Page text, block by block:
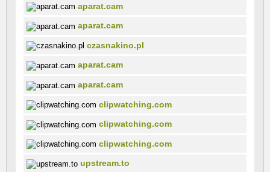
aparat.cam
aparat.cam
czasnakino.pl
aparat.cam
aparat.cam
clipwatching.com
clipwatching.com
clipwatching.com
upstream.to